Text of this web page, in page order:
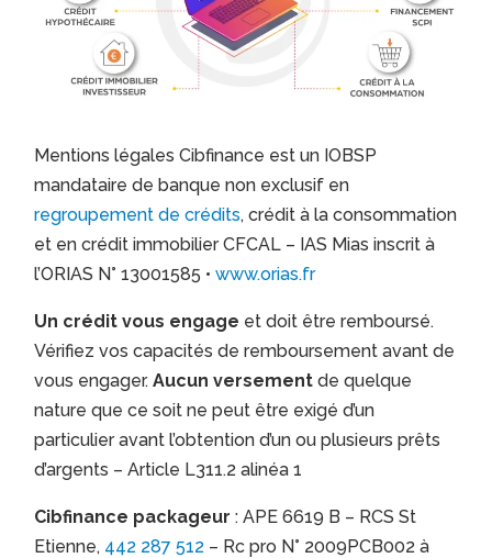
Mentions légales Cibfinance est un IOBSP
mandataire de banque non exclusif en
regroupement de crédits, crédit à la consommation
et en crédit immobilier CFCAL – IAS Mias inscrit à
l’ORIAS N° 13001585 •www.orias.fr
Un crédit vous engage et doit être remboursé.
Vérifiez vos capacités de remboursement avant de
vous engager.Aucun versement de quelque
nature que ce soit ne peut être exigé d’un
particulier avant l’obtention d’un ou plusieurs prêts
d’argents – Article L311.2 alinéa 1
Cibfinance packageur : APE 6619 B – RCS St
Etienne, 442 287 512 – Rc pro N° 2009PCB002 à